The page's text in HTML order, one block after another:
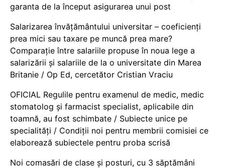
garanta de la început asigurarea unui post
Salarizarea învățământului universitar – coeficienți
prea mici sau taxare pe muncă prea mare?
Comparație între salariile propuse în noua lege a
salarizării și salariile de la o universitate din Marea
Britanie / Op Ed, cercetător Cristian Vraciu
OFICIAL Regulile pentru examenul de medic, medic
stomatolog și farmacist specialist, aplicabile din
toamnă, au fost schimbate / Subiecte unice pe
specialități / Condiții noi pentru membrii comisiei ce
elaborează subiectele pentru proba scrisă
Noi comasări de clase și posturi, cu 3 săptămâni